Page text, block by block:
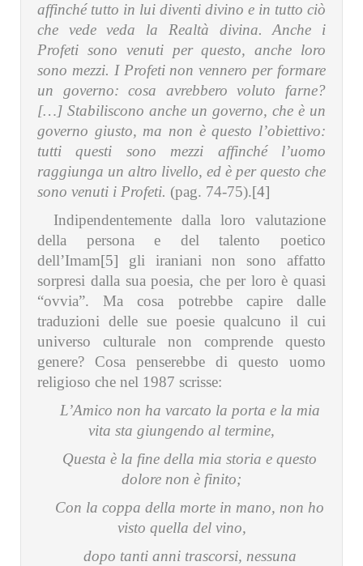
affinché tutto in lui diventi divino e in tutto ciò
che vede veda la Realtà divina. Anche i
Profeti sono venuti per questo, anche loro
sono mezzi. I Profeti non vennero per formare
un governo: cosa avrebbero voluto farne?
[…] Stabiliscono anche un governo, che è un
governo giusto, ma non è questo l’obiettivo:
tutti questi sono mezzi affinché l’uomo
raggiunga un altro livello, ed è per questo che
sono venuti i Profeti. (pag. 74-75).[4]
Indipendentemente dalla loro valutazione
della persona e del talento poetico
dell’Imam[5] gli iraniani non sono affatto
sorpresi dalla sua poesia, che per loro è quasi
“ovvia”. Ma cosa potrebbe capire dalle
traduzioni delle sue poesie qualcuno il cui
universo culturale non comprende questo
genere? Cosa penserebbe di questo uomo
religioso che nel 1987 scrisse:
L’Amico non ha varcato la porta e la mia
vita sta giungendo al termine,
Questa è la fine della mia storia e questo
dolore non è finito;
Con la coppa della morte in mano, non ho
visto quella del vino,
dopo tanti anni trascorsi, nessuna